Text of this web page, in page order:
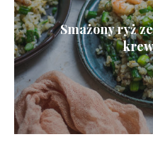
Smażony ryż